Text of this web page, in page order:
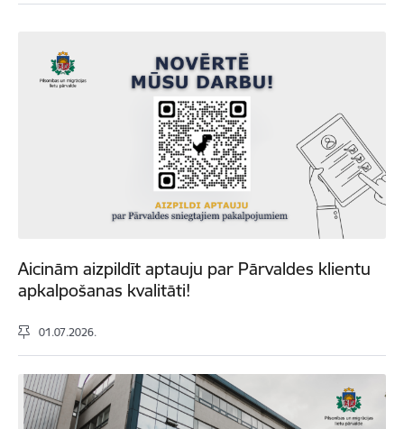
Aicinām aizpildīt aptauju par Pārvaldes klientu
apkalpošanas kvalitāti!
01.07.2026.